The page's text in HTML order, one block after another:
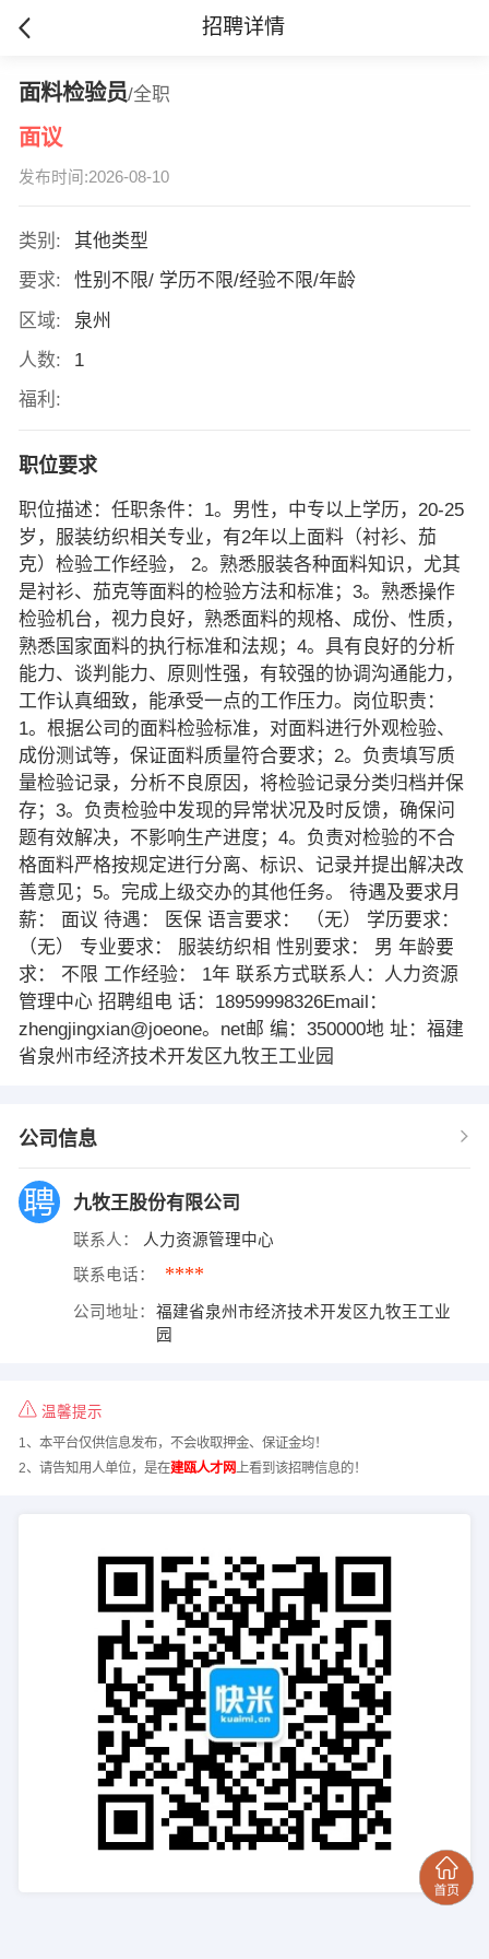
招聘详情
面料检验员/全职
面议
发布时间:2026-08-10
类别:
其他类型
要求:
性别不限/ 学历不限/经验不限/年龄
区域:
泉州
人数:
1
福利:
职位要求
职位描述：任职条件：1。男性，中专以上学历，20-25
岁，服装纺织相关专业，有2年以上面料（衬衫、茄
克）检验工作经验， 2。熟悉服装各种面料知识，尤其
是衬衫、茄克等面料的检验方法和标准；3。熟悉操作
检验机台，视力良好，熟悉面料的规格、成份、性质，
熟悉国家面料的执行标准和法规；4。具有良好的分析
能力、谈判能力、原则性强，有较强的协调沟通能力，
工作认真细致，能承受一点的工作压力。岗位职责：
1。根据公司的面料检验标准，对面料进行外观检验、
成份测试等，保证面料质量符合要求；2。负责填写质
量检验记录，分析不良原因，将检验记录分类归档并保
存；3。负责检验中发现的异常状况及时反馈，确保问
题有效解决，不影响生产进度；4。负责对检验的不合
格面料严格按规定进行分离、标识、记录并提出解决改
善意见；5。完成上级交办的其他任务。 待遇及要求月
薪： 面议 待遇： 医保 语言要求： （无） 学历要求：
（无） 专业要求： 服装纺织相 性别要求： 男 年龄要
求： 不限 工作经验： 1年 联系方式联系人：人力资源
管理中心 招聘组电 话：18959998326Email：
zhengjingxian@joeone。net邮 编：350000地 址：福建
省泉州市经济技术开发区九牧王工业园
公司信息
九牧王股份有限公司
联系人： 人力资源管理中心
联系电话： ****
公司地址：
福建省泉州市经济技术开发区九牧王工业
园
温馨提示
1、本平台仅供信息发布，不会收取押金、保证金均！
2、请告知用人单位，是在建瓯人才网上看到该招聘信息的！